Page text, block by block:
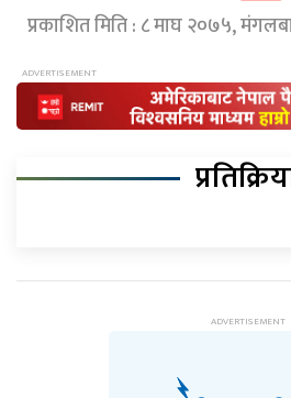
प्रकाशित मिति : ८ माघ २०७५,